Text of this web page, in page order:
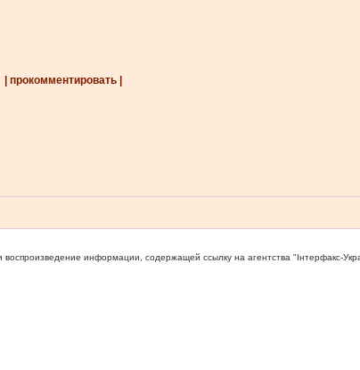
| прокомментировать |
информации, содержащей ссылку на агентства "Iнтерфакс-